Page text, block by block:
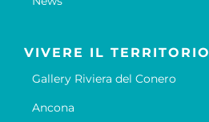
VIVERE IL TERRITORIO
Gallery Riviera del Conero
Ancona